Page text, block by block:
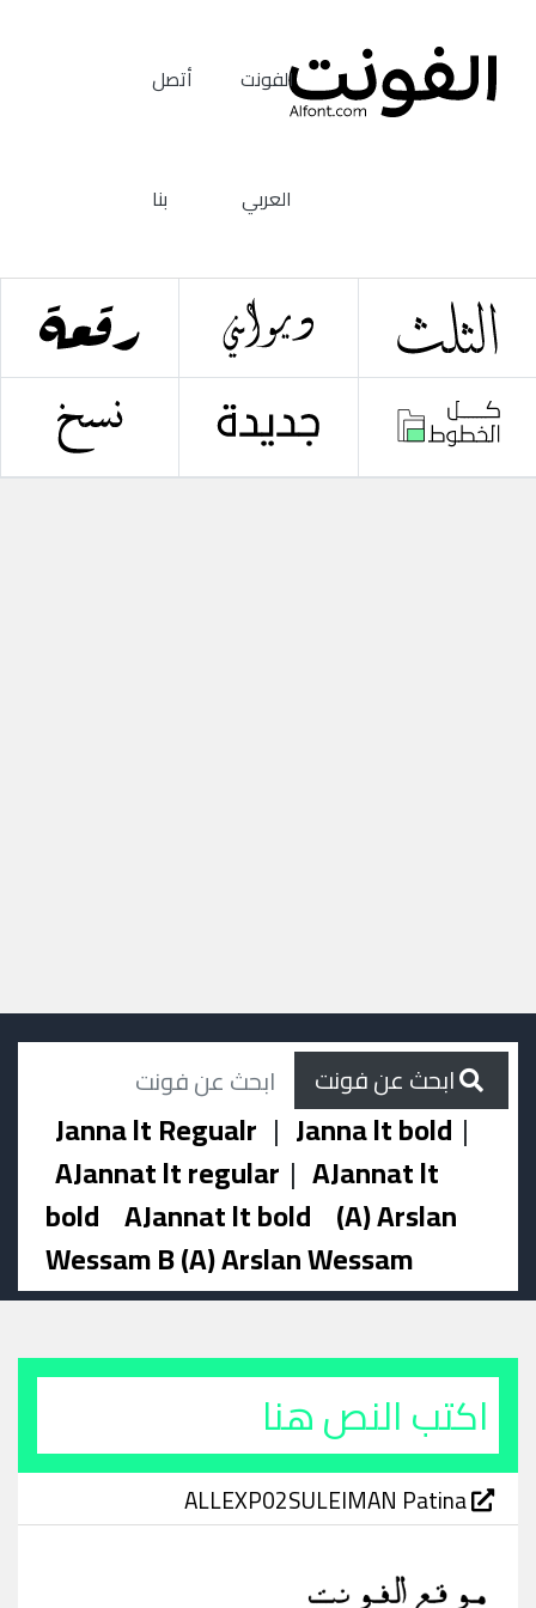
الفونت
العربي
أتصل
بنا
Janna lt Regualr | Janna lt bold |
AJannat lt regular | AJannat lt
bold AJannat lt bold (A) Arslan
Wessam B (A) Arslan Wessam
ALLEXP02SULEIMAN Patina